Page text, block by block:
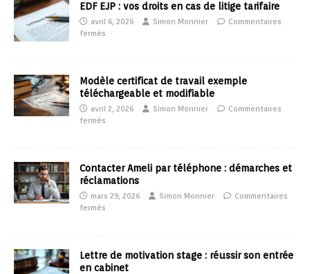
EDF EJP : vos droits en cas de litige tarifaire
avril 6, 2026 Simon Monnier
Commentaires
fermés
Modèle certificat de travail exemple
téléchargeable et modifiable
avril 2, 2026 Simon Monnier
Commentaires
fermés
Contacter Ameli par téléphone : démarches et
réclamations
mars 29, 2026 Simon Monnier
Commentaires
fermés
Lettre de motivation stage : réussir son entrée
en cabinet